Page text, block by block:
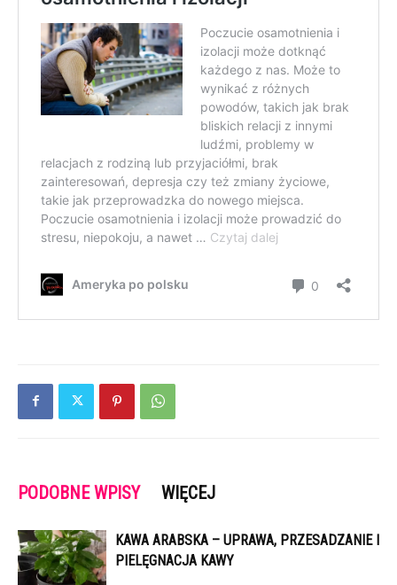
PODOBNE WPISY WIĘCEJ
KAWA ARABSKA – UPRAWA, PRZESADZANIE I
PIELĘGNACJA KAWY